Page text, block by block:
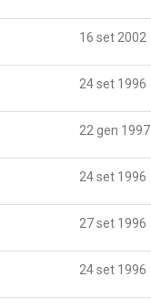
16 set 2002
24 set 1996
22 gen 1997
24 set 1996
27 set 1996
24 set 1996